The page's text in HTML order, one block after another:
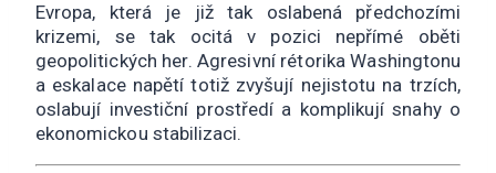
Evropa, která je již tak oslabená předchozími
krizemi, se tak ocitá v pozici nepřímé oběti
geopolitických her. Agresivní rétorika Washingtonu
a eskalace napětí totiž zvyšují nejistotu na trzích,
oslabují investiční prostředí a komplikují snahy o
ekonomickou stabilizaci.